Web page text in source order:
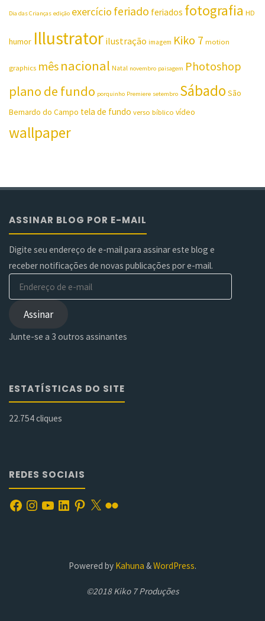
Dia das Crianças edição exercício feriado feriados fotografia HD
humor Illustrator ilustração imagem Kiko 7 motion
graphics mês nacional Natal novembro paisagem Photoshop
plano de fundo porquinho Premiere setembro Sábado São
Bernardo do Campo tela de fundo verso bíblico vídeo
wallpaper
ASSINAR BLOG POR E-MAIL
Digite seu endereço de e-mail para assinar este blog e
receber notificações de novas publicações por e-mail.
Endereço
de
Assinar
Junte-se a 3 outros assinantes
ESTATÍSTICAS DO SITE
22.754 cliques
REDES SOCIAIS
Facebook
Instagram
YouTubeLinkedInPinterest
X Flickr
Powered by Kahuna &WordPress.
©2018 Kiko 7 Produções